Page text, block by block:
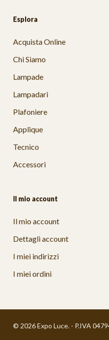
Esplora
Acquista Online
Chi Siamo
Lampade
Lampadari
Plafoniere
Applique
Tecnico
Accessori
Il mio account
Il mio account
Dettagli account
I miei indirizzi
I miei ordini
© 2026 Expo Luce. - P.IVA